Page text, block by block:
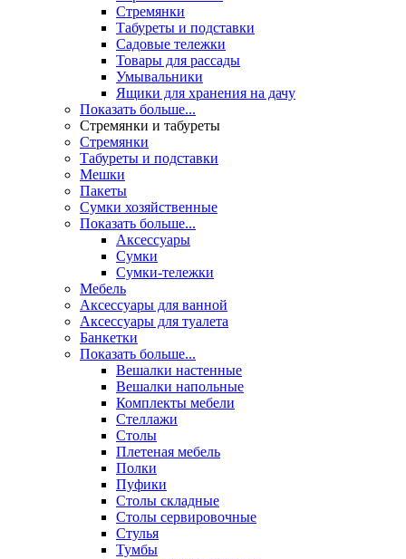
Стремянки
Табуреты и подставки
Садовые тележки
Товары для рассады
Умывальники
Ящики для хранения на дачу
Показать больше...
Стремянки и табуреты
Стремянки
Табуреты и подставки
Мешки
Пакеты
Сумки хозяйственные
Показать больше...
Аксессуары
Сумки
Сумки-тележки
Мебель
Аксессуары для ванной
Аксессуары для туалета
Банкетки
Показать больше...
Вешалки настенные
Вешалки напольные
Комплекты мебели
Стеллажи
Столы
Плетеная мебель
Полки
Пуфики
Столы складные
Столы сервировочные
Стулья
Тумбы